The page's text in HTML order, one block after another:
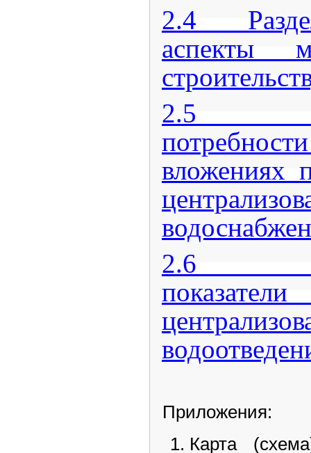
2.4 Раздел
аспекты
2.5
вложениях
2.6
Приложения:
Карта